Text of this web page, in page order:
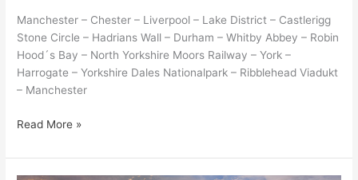
Manchester – Chester – Liverpool – Lake District – Castlerigg
Stone Circle – Hadrians Wall – Durham – Whitby Abbey – Robin
Hood´s Bay – North Yorkshire Moors Railway – York –
Harrogate – Yorkshire Dales Nationalpark – Ribblehead Viadukt
– Manchester
Read More »